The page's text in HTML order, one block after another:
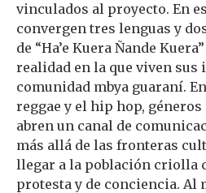
vinculados al proyecto. En
convergen tres lenguas y
de “Ha’e Kuera Ñande
realidad en la que viven sus
comunidad mbya guaraní.
reggae y el hip hop,
abren un canal de
más allá de las fronteras
llegar a la población criolla
protesta y de conciencia. Al